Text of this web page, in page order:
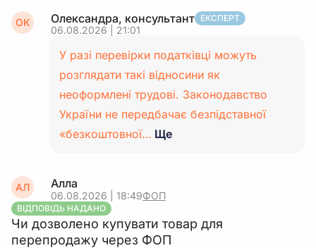
ОК Олександра, консультант ЕКСПЕРТ
06.08.2026 | 21:01
У разі перевірки податківці можуть
розглядати такі відносини як
неоформлені трудові. Законодавство
України не передбачає безпідставної
«безкоштовної… Ще
АЛ Алла
06.08.2026 | 18:49ФОП
ВІДПОВІДЬ НАДАНО
Чи дозволено купувати товар для
перепродажу через ФОП